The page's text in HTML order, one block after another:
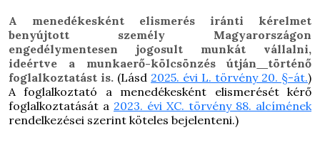
A menedékesként elismerés iránti kérelmet
benyújtott személy Magyarországon
engedélymentesen jogosult munkát vállalni,
ideértve a munkaerő-kölcsönzés útján
történő
foglalkoztatást is. (Lásd 2025. évi L. törvény 20. §-át.)
A foglalkoztató a menedékesként elismerését kérő
foglalkoztatását a 2023. évi XC. törvény 88. alcímének
rendelkezései szerint köteles bejelenteni.)